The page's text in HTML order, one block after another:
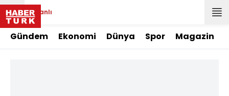
Canlı
Gündem Ekonomi Dünya Spor Magazin